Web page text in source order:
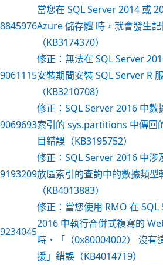
8845976
當您在 SQL Server 2014 或
Azure 儲存體 時，就會發生
（KB3174370）
9061115
修正：無法在 SQL Server
安裝期間安裝 SQL Server R
（KB3210708）
9069693
修正：SQL Server 2016 中數
索引的 sys.partitions 中傳回
目錯誤（KB3195752）
9193209
修正：SQL Server 2016 中涉
放區索引的查詢中的數據類型
（KB4013883）
9234045
修正：當您使用 RMO 在 SQL
2016 中執行合併式複寫的
時，「（0x80004002） 沒有
援」錯誤（KB4014719）